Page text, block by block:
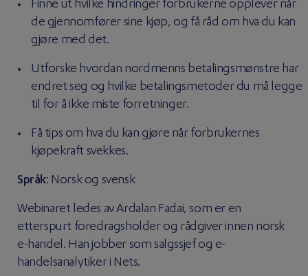
Finne ut hvilke hindringer forbrukerne opplever når
de gjennomfører sine kjøp, og få råd om hva du kan
gjøre med det.
Utforske hvordan nordmenns betalingsmønstre har
endret seg og hvilke betalingsmetoder du må legge
til for å ikke miste forretninger.
Få tips om hva du kan gjøre når forbrukernes
kjøpekraft svekkes.
Språk: Norsk og svensk
Webinaret ledes av Ardalan Fadai, som er en
etterspurt foredragsholder og rådgiver innen norsk
e-handel. Han jobber som salgssjef og e-
handelsanalytiker i Nets.